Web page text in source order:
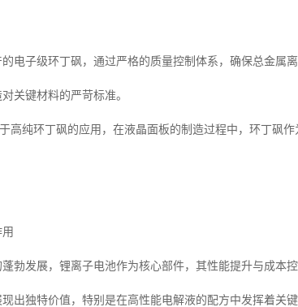
电子级环丁砜，通过严格的质量控制体系，确保总金属
关键材料的严苛标准。
高纯环丁砜的应用，在液晶面板的制造过程中，环丁砜
勃发展，锂离子电池作为核心部件，其性能提升与成本
出独特价值，特别是在高性能电解液的配方中发挥着关键